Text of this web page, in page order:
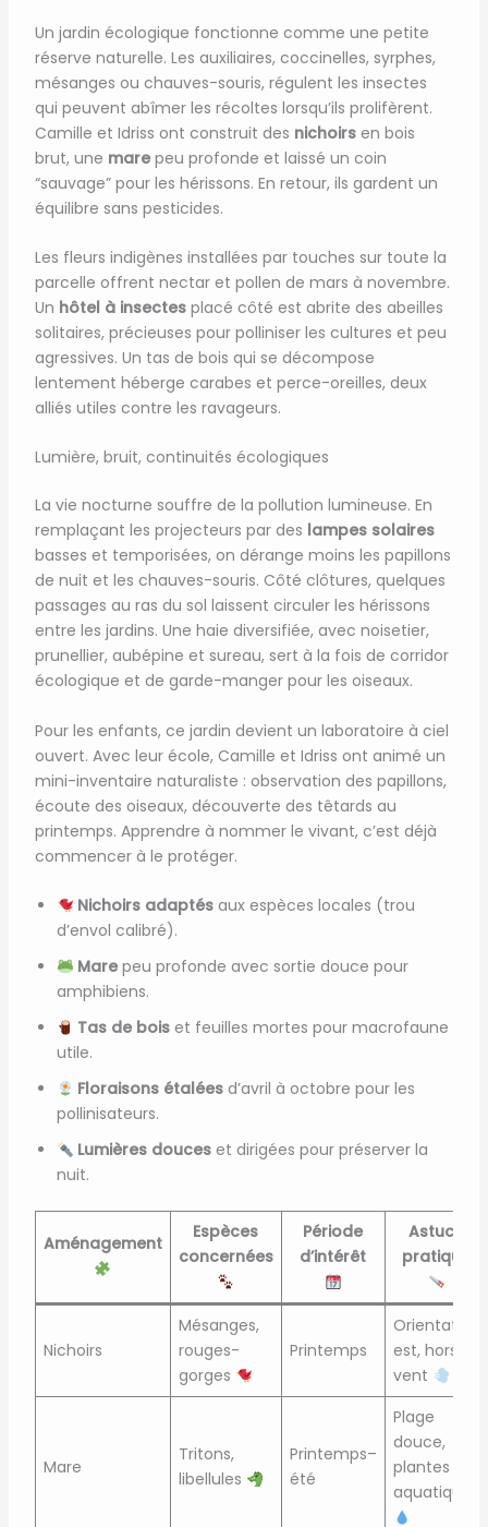
Un jardin écologique fonctionne comme une petite
réserve naturelle. Les auxiliaires, coccinelles, syrphes,
mésanges ou chauves-souris, régulent les insectes
qui peuvent abîmer les récoltes lorsqu’ils prolifèrent.
Camille et Idriss ont construit des nichoirsen bois
brut, une marepeu profonde et laissé un coin
“sauvage” pour les hérissons. En retour, ils gardent un
équilibre sans pesticides.
Les fleurs indigènes installées par touches sur toute la
parcelle offrent nectar et pollen de mars à novembre.
Un hôtel à insectesplacé côté est abrite des abeilles
solitaires, précieuses pour polliniser les cultures et peu
agressives. Un tas de bois qui se décompose
lentement héberge carabes et perce-oreilles, deux
alliés utiles contre les ravageurs.
Lumière, bruit, continuités écologiques
La vie nocturne souffre de la pollution lumineuse. En
remplaçant les projecteurs par des lampes solaires
basses et temporisées, on dérange moins les papillons
de nuit et les chauves-souris. Côté clôtures, quelques
passages au ras du sol laissent circuler les hérissons
entre les jardins. Une haie diversifiée, avec noisetier,
prunellier, aubépine et sureau, sert à la fois de corridor
écologique et de garde-manger pour les oiseaux.
Pour les enfants, ce jardin devient un laboratoire à ciel
ouvert. Avec leur école, Camille et Idriss ont animé un
mini-inventaire naturaliste : observation des papillons,
écoute des oiseaux, découverte des têtards au
printemps. Apprendre à nommer le vivant, c’est déjà
commencer à le protéger.
Nichoirs adaptés aux espèces locales (trou
d’envol calibré).
Mare peu profonde avec sortie douce pour
amphibiens.
Tas de bois et feuilles mortes pour macrofaune
utile.
Floraisons étalées d’avril à octobre pour les
pollinisateurs.
Lumières douces et dirigées pour préserver la
nuit.
Aménagement
Espèces
concernées
Période
d’intérêt
Astuce
pratique
Nichoirs
Mésanges,
rouges-
gorges
Printemps
Orientation
est, hors
vent
Mare
Tritons,
libellules
Printemps–
été
Plage
douce,
plantes
aquatiques